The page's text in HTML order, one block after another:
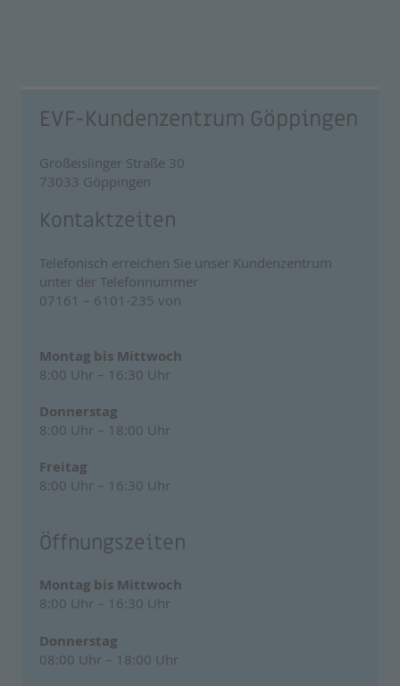
EVF-Kundenzentrum Göppingen
Großeislinger Straße 30
73033 Göppingen
Kontaktzeiten
Telefonisch erreichen Sie unser Kundenzentrum
unter der Telefonnummer
07161 – 6101-235 von
Montag bis Mittwoch
8:00 Uhr – 16:30 Uhr
Donnerstag
8:00 Uhr – 18:00 Uhr
Freitag
8:00 Uhr – 16:30 Uhr
Öffnungszeiten
Montag bis Mittwoch
8:00 Uhr – 16:30 Uhr
Donnerstag
08:00 Uhr – 18:00 Uhr